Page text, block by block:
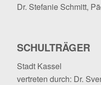
Dr. Stefanie Schmitt,
SCHULTRÄGER
Stadt Kassel
vertreten durch: Dr.